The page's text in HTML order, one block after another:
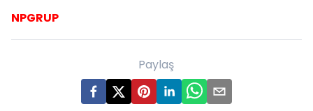
NPGRUP
Paylaş